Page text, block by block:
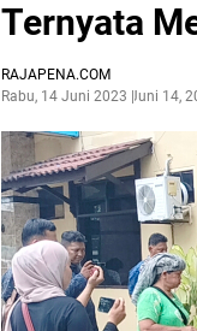
Ternyata
RAJAPENA.COM
Rabu, 14 Juni 2023 Juni 14,